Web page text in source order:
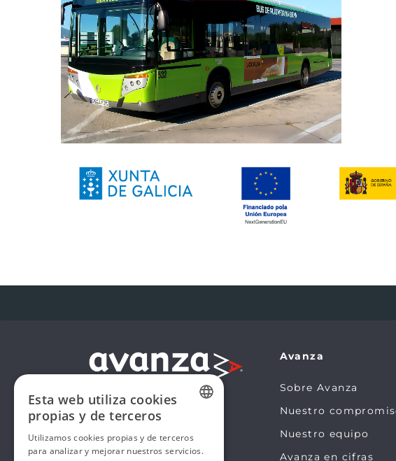
Avanza
Sobre Avanza
Nuestro
Nuestro equipo
Avanza en cifras
SPANISH
Esta web utiliza cookies
propias y de terceros
Utilizamos cookies propias y de terceros
para analizar y mejorar nuestros servicios.